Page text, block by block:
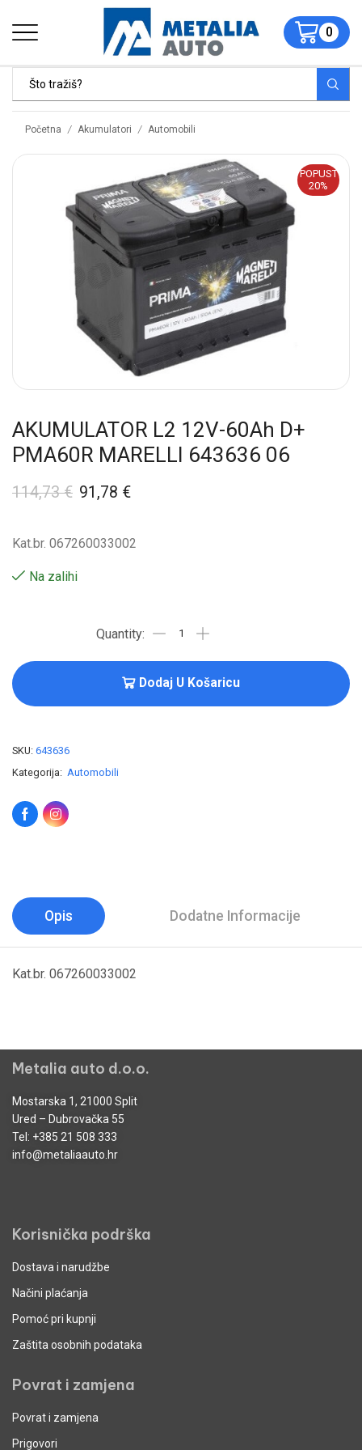
0
Početna / Akumulatori / Automobili
POPUST
20%
AKUMULATOR L2 12V-60Ah D+
PMA60R MARELLI 643636 06
114,73€ 91,78 €
Kat.br. 067260033002
Na zalihi
Dodaj U Košaricu
SKU: 643636
Kategorija: Automobili
Opis Dodatne Informacije
Kat.br. 067260033002
Metalia auto d.o.o.
Mostarska 1, 21000 Split
Ured – Dubrovačka 55
Tel: +385 21 508 333
info@metaliaauto.hr
Korisnička podrška
Dostava i narudžbe
Načini plaćanja
Pomoć pri kupnji
Zaštita osobnih podataka
Povrat i zamjena
Povrat i zamjena
Prigovori